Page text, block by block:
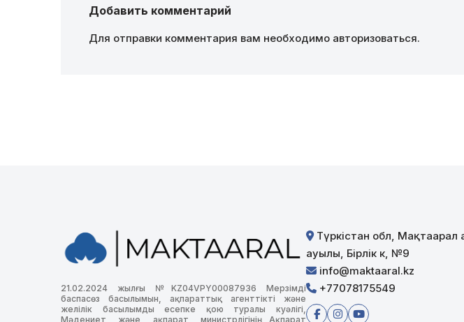
Добавить комментарий
Для отправки комментария вам необходимо авторизоваться.
21.02.2024 жылғы №KZ04VPY00087936 Мерзімді
баспасөз басылымын, ақпараттық агенттікті және
желілік басылымды есепке қою туралы куәлігі,
Мәдениет және ақпарат министрлігінің Ақпарат
Түркістан обл, Мақтаарал
ауылы, Бірлік к, №9
info@maktaaral.kz
+77078175549